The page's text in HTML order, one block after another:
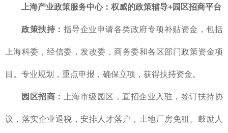
上海产业政策服务中心： 权威的政策辅导+园区招商平台
政策扶持： 指导企业申请各类政府专项补贴资金，包括
上海科委，经信委，发改委，商务委和各区部门政策资金项
目。专业规划，重点申报，确保立项，获得扶持资金。
园区招商： 上海市级园区，直招企业入驻，签订扶持协
议，落实企业退税，安排人才落户，土地厂房免租。鼓励人